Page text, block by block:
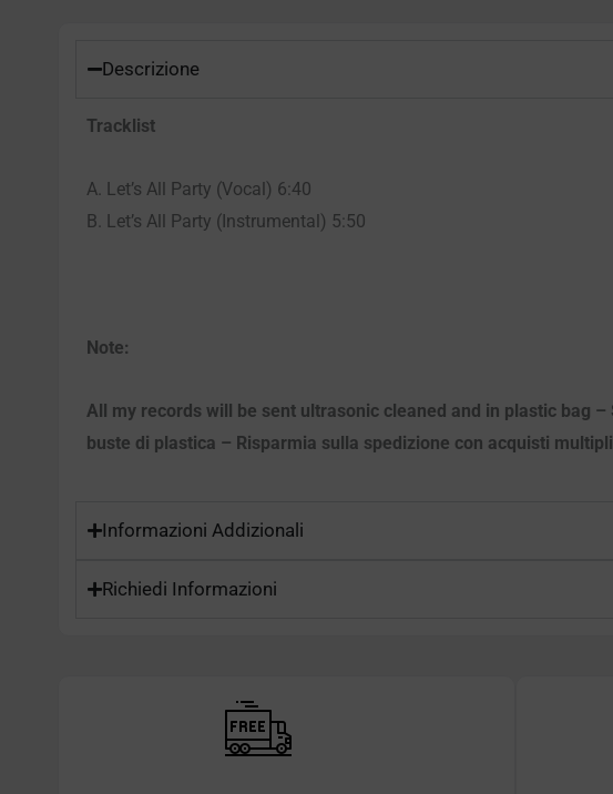
Descrizione
Tracklist
A. Let’s All Party (Vocal) 6:40
B. Let’s All Party (Instrumental) 5:50
Note:
All my records will be sent ultrasonic cleaned and in plastic bag
buste di plastica – Risparmia sulla spedizione con acquisti
Informazioni Addizionali
Richiedi Informazioni